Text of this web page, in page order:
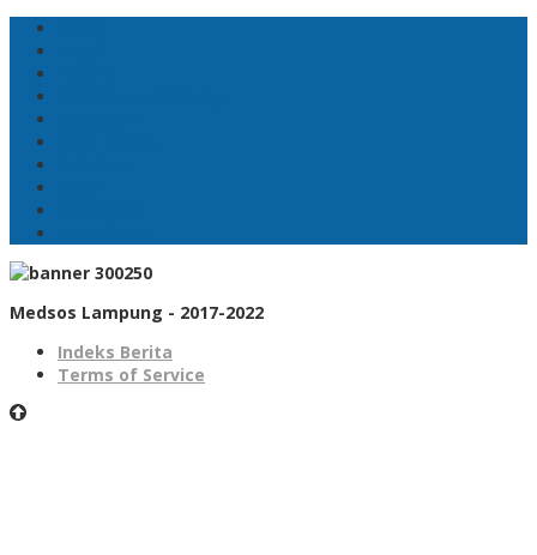
Medsos Lampung - 2017-2022
Indeks Berita
Terms of Service